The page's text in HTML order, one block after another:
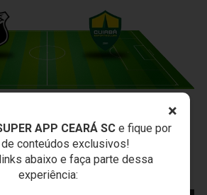
×
APP CEARÁ SCe fique por
conteúdos exclusivos!
abaixo e faça parte dessa
experiência:
15/08/2026 - 18:30
Vargas - Capital/CE
• 2º Turno • 22 ª Rodada